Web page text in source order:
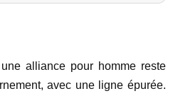
alliance pour homme reste
avec une ligne épurée.